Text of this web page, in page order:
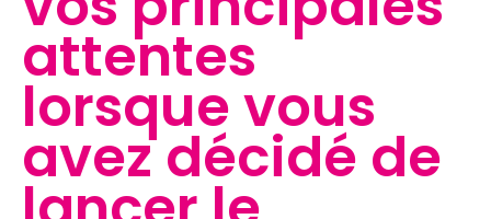
attentes
lorsque vous
avez décidé de